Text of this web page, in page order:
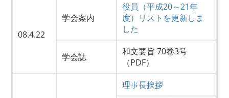
08.4.22
学会案内
役員（平成20～21年
度）リストを更新しま
した
学会誌
和文要旨 70巻3号
（PDF）
理事長挨拶